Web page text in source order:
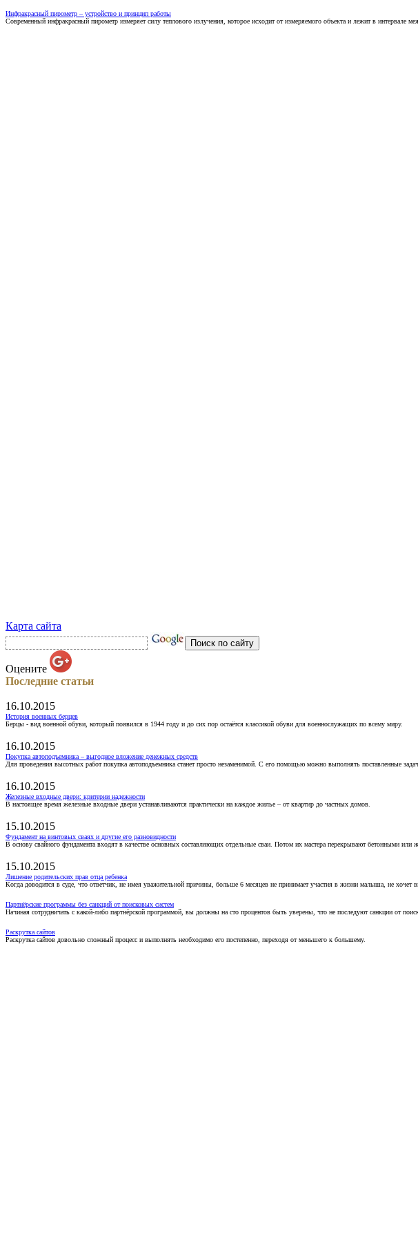
Инфракрасный пирометр – устройство и принцип работы
Современный инфракрасный пирометр измеряет силу теплового излучения, которое исходит от измеряемого объекта и лежит в интервале
Карта сайта
Оцените
Последние статьи
16.10.2015
История военных берцев
Берцы - вид военной обуви, который появился в 1944 году и до сих пор остаётся классикой обуви для военнослужащих по всему миру.
16.10.2015
Покупка автоподъемника – выгодное вложение денежных средств
Для проведения высотных работ покупка автоподъемника станет просто незаменимой. С его помощью можно выполнять поставленные
16.10.2015
Железные входные двери: критерии надежности
В настоящее время железные входные двери устанавливаются практически на каждое жилье – от квартир до частных домов.
15.10.2015
Фундамент на винтовых сваях и другие его разновидности
В основу свайного фундамента входят в качестве основных составляющих отдельные сваи. Потом их мастера перекрывают бетонными или
15.10.2015
Лишение родительских прав отца ребенка
Когда доводится в суде, что ответчик, не имея уважительной причины, больше 6 месяцев не принимает участия в жизни малыша, не
Партнёрские программы без санкций от поисковых систем
Начиная сотрудничать с какой-либо партнёрской программой, вы должны на сто процентов быть уверены, что не последуют санкции от
Раскрутка сайтов
Раскрутка сайтов довольно сложный процесс и выполнять необходимо его постепенно, переходя от меньшего к большему.